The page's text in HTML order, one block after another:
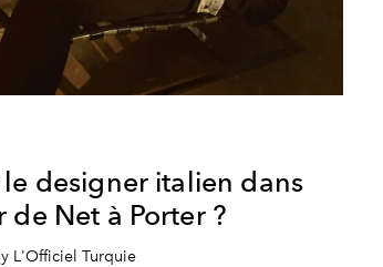
designer italien dans
de Net à Porter ?
L'Officiel Turquie